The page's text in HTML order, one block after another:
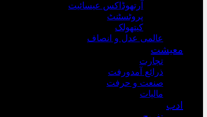
آرتھوڈاکس عیسائیت
پروٹسٹنٹ
کیتھولک
عالمی عدل و انصاف
معیشت
تجارت
ذرائع آمدورفت
صنعت و حرفت
مالیات
ادب